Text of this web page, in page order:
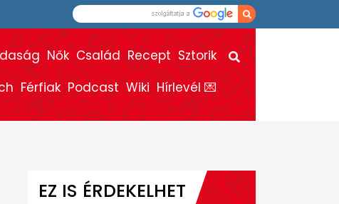
Nők Család Recept Sztorik
Férfiak Podcast Wiki Hírlevél 💌
EZ IS ÉRDEKELHET